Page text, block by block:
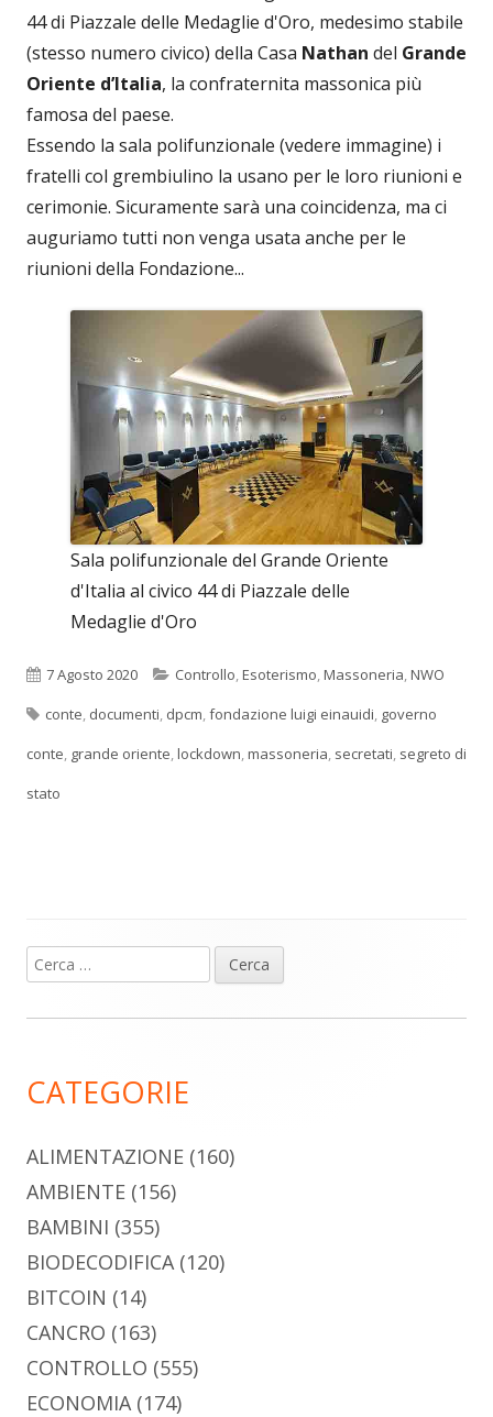
44 di Piazzale delle Medaglie d'Oro, medesimo stabile
(stesso numero civico) della Casa Nathan del Grande
Oriente d’Italia, la confraternita massonica più
famosa del paese.
Essendo la sala polifunzionale (vedere immagine) i
fratelli col grembiulino la usano per le loro riunioni e
cerimonie. Sicuramente sarà una coincidenza, ma ci
auguriamo tutti non venga usata anche per le
riunioni della Fondazione...
Sala polifunzionale del Grande Oriente
d'Italia al civico 44 di Piazzale delle
Medaglie d'Oro
Pubblicato
7 Agosto 2020 Categorie
Controllo,Esoterismo,Massoneria,NWO
Tag
conte, documenti, dpcm,fondazione luigi einauidi, governo
conte, grande oriente,lockdown,massoneria, secretati, segreto di
stato
Barra
laterale
Ricerca
per:
CATEGORIE
ALIMENTAZIONE (160)
AMBIENTE (156)
BAMBINI (355)
BIODECODIFICA(120)
BITCOIN (14)
CANCRO (163)
CONTROLLO (555)
ECONOMIA(174)